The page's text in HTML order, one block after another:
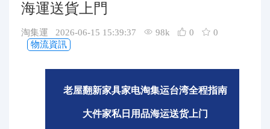
代購問答
海運送貨上門
淘集運 2026-06-15 15:39:37 98k 0
0
物流資訊
老屋翻新家具家电淘集运台湾全程指南
大件家私日用品海运送货上门